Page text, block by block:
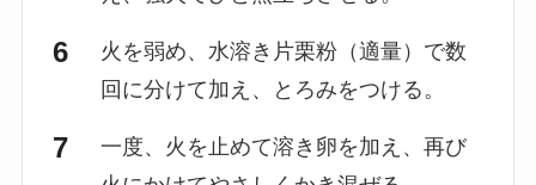
火を弱め、水溶き片栗粉（適量）で数
回に分けて加え、とろみをつける。
一度、火を止めて溶き卵を加え、再び